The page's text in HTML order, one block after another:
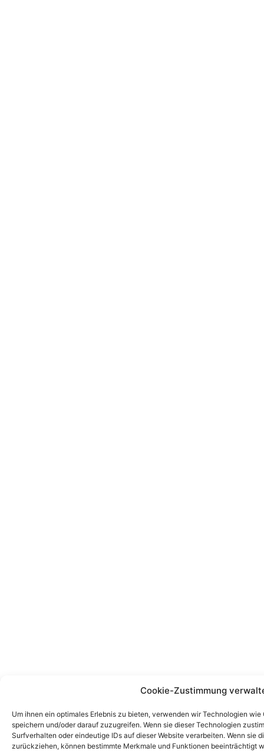
Cookie-Zustimmung
Um ihnen ein optimales Erlebnis zu bieten, verwenden wir Technologien
speichern und/oder darauf zuzugreifen. Wenn sie dieser Technologien
Surfverhalten oder eindeutige IDs auf dieser Website verarbeiten. Wenn sie
zurückziehen, können bestimmte Merkmale und Funktionen beeinträchtigt